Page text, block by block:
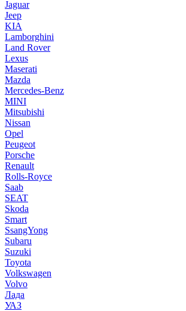
Jaguar
Jeep
KIA
Lamborghini
Land Rover
Lexus
Maserati
Mazda
Mercedes-Benz
MINI
Mitsubishi
Nissan
Opel
Peugeot
Porsche
Renault
Rolls-Royce
Saab
SEAT
Skoda
Smart
SsangYong
Subaru
Suzuki
Toyota
Volkswagen
Volvo
Лада
УАЗ